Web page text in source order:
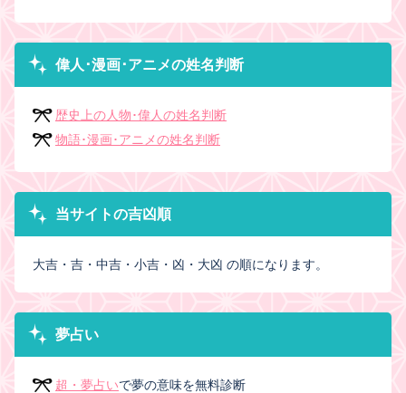
偉人･漫画･アニメの姓名判断
歴史上の人物･偉人の姓名判断
物語･漫画･アニメの姓名判断
当サイトの吉凶順
大吉・吉・中吉・小吉・凶・大凶 の順になります。
夢占い
超・夢占いで夢の意味を無料診断